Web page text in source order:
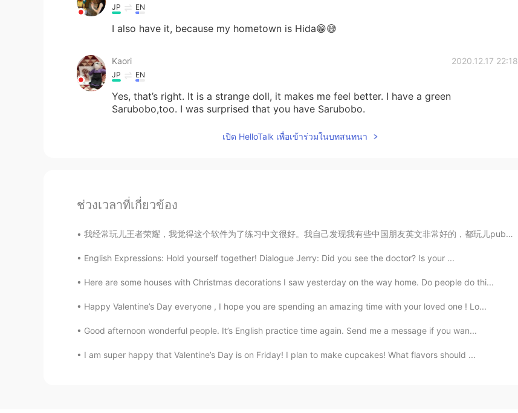
JP EN
I also have it, because my hometown is Hida😁😅
Kaori 2020.12.17 22:18
JP EN
Yes, that’s right. It is a strange doll, it makes me feel better. I have a green
Sarubobo,too. I was surprised that you have Sarubobo.
เปิด HelloTalk เพื่อเข้าร่วมในบทสนทนา
ช่วงเวลาที่เกี่ยวข้อง
我经常玩儿王者荣耀，我觉得这个软件为了练习中文很好。我自己发现我有些中国朋友英文非常好的，都玩儿pubg(吃鸡国际版)，这样他们有更多机会练习英文。我也用过一个软件叫soul,这个让你语音匹配。...
English Expressions: Hold yourself together! Dialogue Jerry: Did you see the doctor? Is your ...
Here are some houses with Christmas decorations I saw yesterday on the way home. Do people do thi...
Happy Valentine’s Day everyone , I hope you are spending an amazing time with your loved one ! Lo...
Good afternoon wonderful people. It’s English practice time again. Send me a message if you wan...
I am super happy that Valentine’s Day is on Friday! I plan to make cupcakes! What flavors should ...